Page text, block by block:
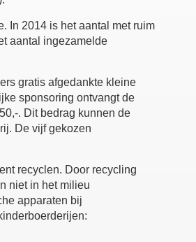
In 2014 is het aantal met ruim
aantal ingezamelde
gratis afgedankte kleine
sponsoring ontvangt de
. Dit bedrag kunnen de
De vijf gekozen
recyclen. Door recycling
niet in het milieu
apparaten bij